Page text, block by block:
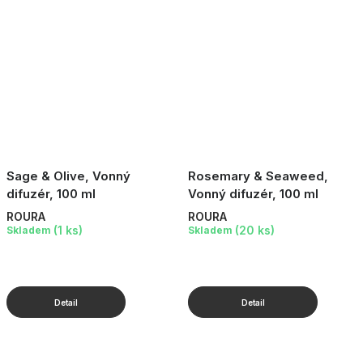
Sage & Olive, Vonný
difuzér, 100 ml
ROURA
Skladem (1 ks)
Rosemary & Seaweed,
Vonný difuzér, 100 ml
ROURA
Skladem (20 ks)